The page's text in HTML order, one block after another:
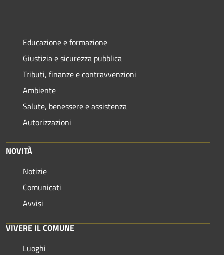
Educazione e formazione
Giustizia e sicurezza pubblica
Tributi, finanze e contravvenzioni
Ambiente
Salute, benessere e assistenza
Autorizzazioni
NOVITÀ
Notizie
Comunicati
Avvisi
VIVERE IL COMUNE
Luoghi